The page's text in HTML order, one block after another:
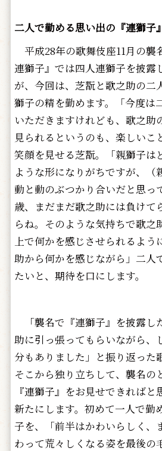
二人で勤める思い出の『連獅子』
平成28年の歌舞伎座11月の襲
連獅子』では四人連獅子を披露
が、今回は、芝翫と歌之助の二
獅子の精を勤めます。「今度は
いただきますけれども、歌之助
見られるというのも、楽しいこ
笑顔を見せる芝翫。「親獅子は
ような形になりがちですが、（
動と動のぶつかり合いだと思っ
歳、まだまだ歌之助には負けて
らね。そのような気持ちで歌之
上で何かを感じさせられるよう
助から何かを感じながら」二人
たいと、期待を口にします。
「襲名で『連獅子』を披露し
助に引っ張ってもらいながら、
分もありました」と振り返った
そこから独り立ちして、襲名の
『連獅子』をお見せできれば
新たにします。初めて一人で勤
子を、「前半はかわいらしく、
わって荒々しくなる姿を最後の